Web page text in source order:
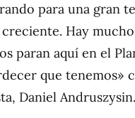
para una gran
Hay
paran aquí en el
que tenemos»
Daniel Andruszysin.